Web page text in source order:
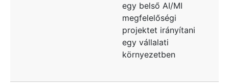
egy belső AI/MI
megfelelőségi
projektet irányítani
egy vállalati
környezetben